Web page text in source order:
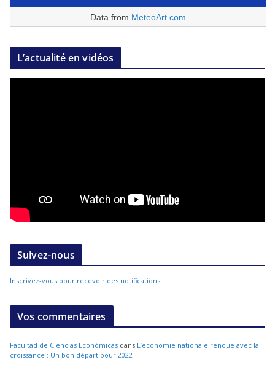
Data from MeteoArt.com
L’actualité en vidéos
Suivez-nous
Inscrivez-vous pour recevoir des notifications
Vos commentaires
Facultad de Ciencias Económicas dans L’économie nationale renoue avec la
croissance : Un bon départ pour 2022